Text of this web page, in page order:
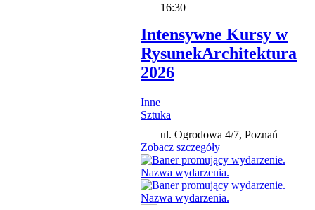
16:30
Intensywne Kursy w
RysunekArchitektura
2026
Inne
Sztuka
ul. Ogrodowa 4/7, Poznań
Zobacz szczegóły